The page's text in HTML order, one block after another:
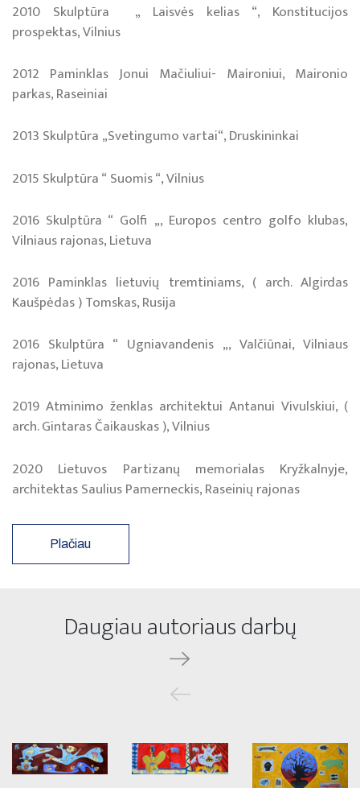
2010 Skulptūra „ Laisvės kelias “, Konstitucijos
prospektas, Vilnius
2012 Paminklas Jonui Mačiuliui- Maironiui, Maironio
parkas, Raseiniai
2013 Skulptūra „Svetingumo vartai“, Druskininkai
2015 Skulptūra “ Suomis “, Vilnius
2016 Skulptūra “ Golfi „, Europos centro golfo klubas,
Vilniaus rajonas, Lietuva
2016 Paminklas lietuvių tremtiniams, ( arch. Algirdas
Kaušpėdas ) Tomskas, Rusija
2016 Skulptūra “ Ugniavandenis „, Valčiūnai, Vilniaus
rajonas, Lietuva
2019 Atminimo ženklas architektui Antanui Vivulskiui, (
arch. Gintaras Čaikauskas ), Vilnius
2020 Lietuvos Partizanų memorialas Kryžkalnyje,
architektas Saulius Pamerneckis, Raseinių rajonas
Plačiau
Daugiau autoriaus darbų